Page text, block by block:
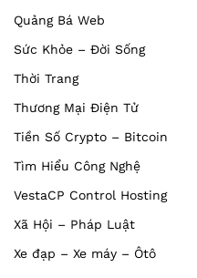
Quảng Bá Web
Sức Khỏe – Đời Sống
Thời Trang
Thương Mại Điện Tử
Tiền Số Crypto – Bitcoin
Tìm Hiểu Công Nghệ
VestaCP Control Hosting
Xã Hội – Pháp Luật
Xe đạp – Xe máy – Ôtô